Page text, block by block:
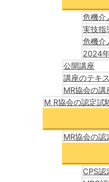
危機介
実技指
危機介
2024
公開講座
講座のテキ
MR協会の講
M R協会の認定試
MR協会の認
CPS認